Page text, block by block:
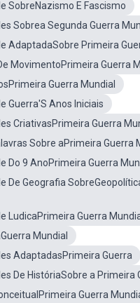
SobreNazismo E Fascismo
Sobrea Segunda Guerra
AdaptadaSobre Primeira
MovimentoPrimeira Guerra
Guerra Mundial
Guerra'S Anos Iniciais
CriativasPrimeira Guerra
Sobre aPrimeira Guerra
Do 9 AnoPrimeira Guerra
De Geografia
LudicaPrimeira Guerra
Mundial
AdaptadasPrimeira Guerra
De HistóriaSobre a Primeira
Guerra